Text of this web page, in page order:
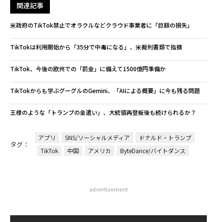
関連記事
米政府のTikTok禁止でオラクルなどクラウド事業者に「巨額の損失」
TikTokは利用開始から「35分で中毒になる」、米裁判書類で指摘
TikTok、今後の欧州での「罰金」に備えて1500億円準備か
TikTokからも学ぶグーグルのGemini、「AIによる概要」に今も残る問題
王様のような「トランプの金遣い」、大統領再登板後も続けられるか？
タグ：
アプリ SNS/ソーシャルメディア
ドナルド・トランプ
TikTok
中国 アメリカ ByteDance/バイトダンス
advertisement